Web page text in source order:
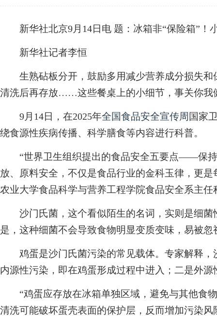
新华社北京9月14日电 题：冰箱非“保险箱”！
新华社记者李恒
生熟砧板分开，鼓励多用减少营养成分损失和
清洗后再存放……这些餐桌上的小细节，事关你我
9月14日，在2025年全国食品安全宣传周 国家
绕食源性疾病传播、科学膳食等内容进行科普。
“世界卫生组织提出的食品安全五要点——保持
放、原料安全，不仅是食品行业的金科玉律，更
农业大学食品科学与营养工程学院食品安全系主任
沙门氏菌，这个看似陌生的名词，实则是细菌
是，这种细菌不会导致食物明显变质变味，易被忽
鸡蛋是沙门氏菌污染的常见载体。专家解释，
内源性污染，即在鸡蛋形成过程中进入；二是外
“鸡蛋应存放在冰箱单独区域，避免与其他食
清洗可能破坏蛋壳表面的保护层，反而增加污染风